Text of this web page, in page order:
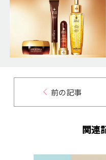
前の記事
関連